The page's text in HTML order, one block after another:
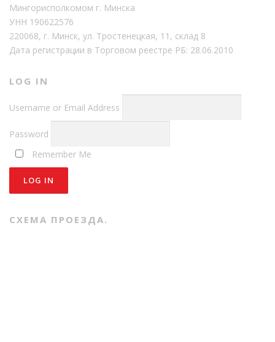
Мингорисполкомом г. Минска
УНН 190622576
220068, г. Минск, ул. Тростенецкая, 11, склад 8
Дата регистрации в Торговом реестре РБ: 28.06.2010
LOG IN
Username or Email Address
Password
Remember Me
СХЕМА ПРОЕЗДА.